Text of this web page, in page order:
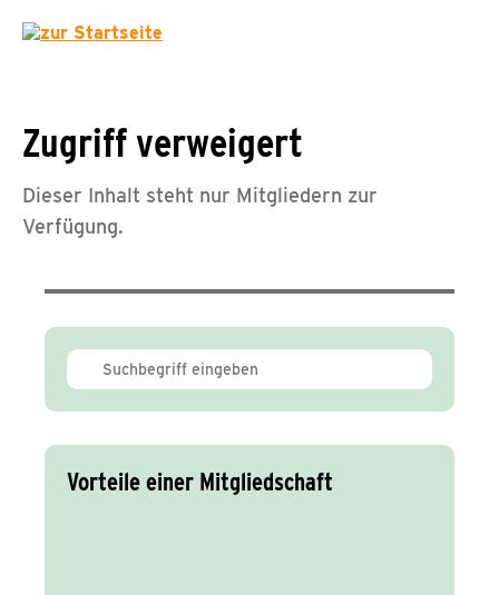
Zugriff verweigert
Dieser Inhalt steht nur Mitgliedern zur
Verfügung.
Vorteile einer Mitgliedschaft